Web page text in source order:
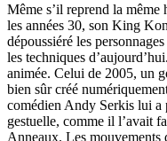
Même s’il reprend la même
les années 30, son King
dépoussiéré les
les techniques
animée. Celui de 2005, un
bien sûr créé
comédien Andy Serkis lui a
gestuelle, comme il l’avait
Anneaux. Les mouvements